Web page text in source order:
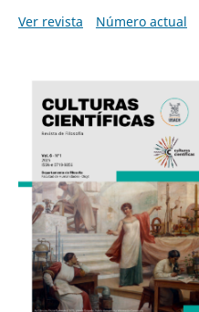
Ver revista
Número actual